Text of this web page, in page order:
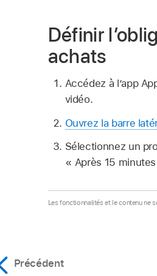
Définir
achats
Accédez à l’app
vidéo.
Ouvrez la barre
Sélectionnez un
« Après 15
Les fonctionnalités et le contenu ne
Précédent